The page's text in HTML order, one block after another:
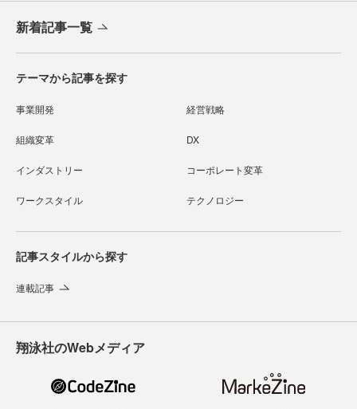
新着記事一覧
テーマから記事を探す
事業開発 経営戦略
組織変革 DX
インダストリー コーポレート変革
ワークスタイル テクノロジー
記事スタイルから探す
連載記事
翔泳社のWebメディア